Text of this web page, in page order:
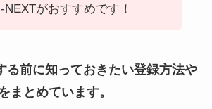
NEXTがおすすめです！
る前に知っておきたい登録方法や
まとめています。